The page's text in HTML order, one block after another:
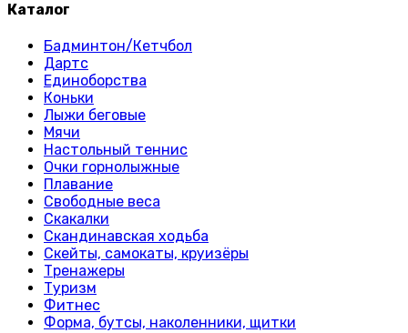
Каталог
Бадминтон/Кетчбол
Дартс
Единоборства
Коньки
Лыжи беговые
Мячи
Настольный теннис
Очки горнолыжные
Плавание
Свободные веса
Скакалки
Скандинавская ходьба
Скейты, самокаты, круизёры
Тренажеры
Туризм
Фитнес
Форма, бутсы, наколенники, щитки